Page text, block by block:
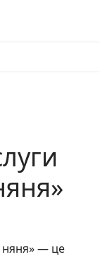
няня» — це